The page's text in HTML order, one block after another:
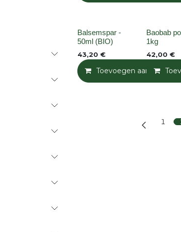
None
Balsemspar -
50ml (BIO)
43,20 €
Toevoegen aan
None
Baobab
1kg
42,00 €
1